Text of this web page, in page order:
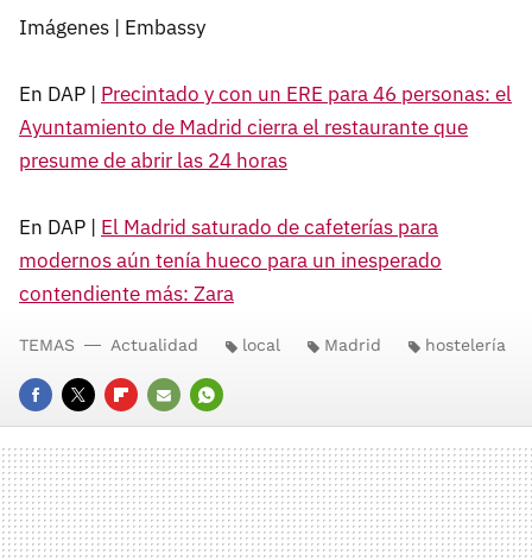
Imágenes | Embassy
En DAP | Precintado y con un ERE para 46 personas: el
Ayuntamiento de Madrid cierra el restaurante que
presume de abrir las 24 horas
En DAP | El Madrid saturado de cafeterías para
modernos aún tenía hueco para un inesperado
contendiente más: Zara
FACEBOOK
TWITTERFLIPBOARD
E-
MAIL
WHATSAPP
TEMAS Actualidad local Madrid hostelería